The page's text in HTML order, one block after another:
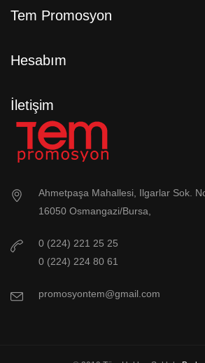
Tem Promosyon
Hesabım
İletişim
Ahmetpaşa Mahallesi, Ilgarlar Sok.
16050 Osmangazi/Bursa,
0 (224) 221 25 25
0 (224) 224 80 61
promosyontem@gmail.com